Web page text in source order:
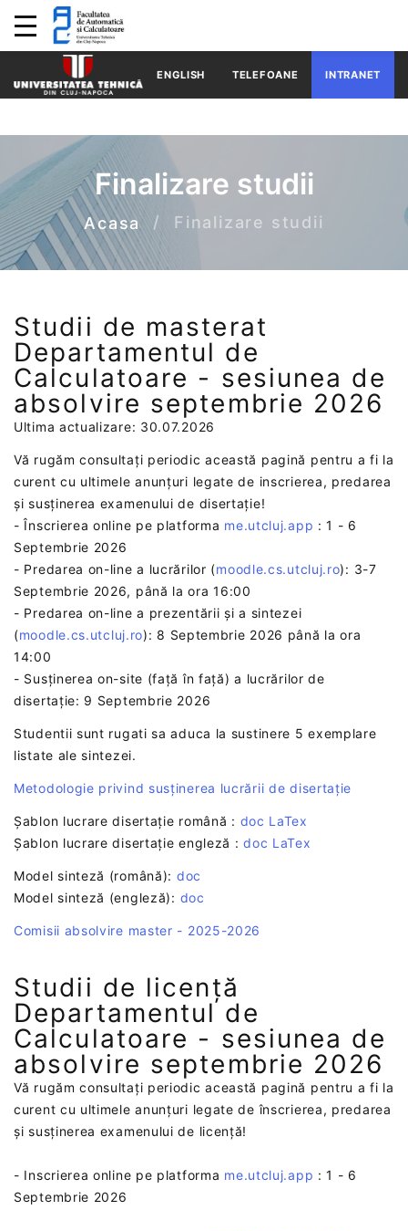
ENGLISH TELEFOANE INTRANET
Finalizare studii
Acasa Finalizare studii
Studii de masterat
Departamentul de
Calculatoare - sesiunea de
absolvire septembrie 2026
Ultima actualizare: 30.07.2026
Vă rugăm consultați periodic această pagină pentru a fi la
curent cu ultimele anunțuri legate de inscrierea, predarea
și susținerea examenului de disertație!
- Înscrierea online pe platforma me.utcluj.app : 1 - 6
Septembrie 2026
- Predarea on-line a lucrărilor (moodle.cs.utcluj.ro): 3-7
Septembrie 2026, până la ora 16:00
- Predarea on-line a prezentării și a sintezei
(moodle.cs.utcluj.ro): 8 Septembrie 2026 până la ora
14:00
- Susținerea on-site (față în față) a lucrărilor de
disertație: 9 Septembrie 2026
Studentii sunt rugati sa aduca la sustinere 5 exemplare
listate ale sintezei.
Metodologie privind susținerea lucrării de disertație
Șablon lucrare disertație română : doc LaTex
Șablon lucrare disertație engleză :doc LaTex
Model sinteză (română): doc
Model sinteză (engleză): doc
Comisii absolvire master - 2025-2026
Studii de licență
Departamentul de
Calculatoare - sesiunea de
absolvire septembrie 2026
Vă rugăm consultați periodic această pagină pentru a fi la
curent cu ultimele anunțuri legate de înscrierea, predarea
și susținerea examenului de licență!
- Inscrierea online pe platforma me.utcluj.app : 1 - 6
Septembrie 2026